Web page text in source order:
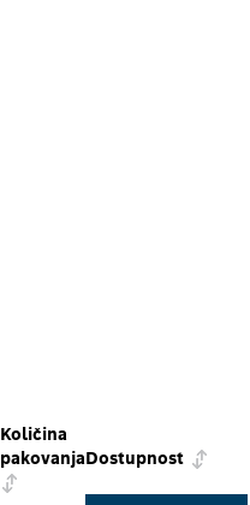
Količina
pakovanjaDostupnost